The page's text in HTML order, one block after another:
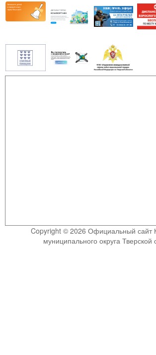
Copyright © 2026 Официальный сайт
муниципального округа Тверской